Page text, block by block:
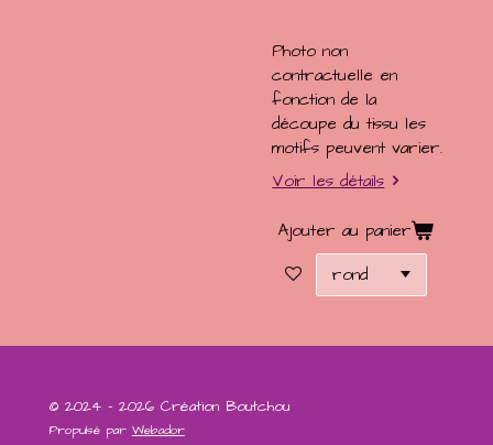
Photo non
contractuelle en
fonction de la
découpe du tissu les
motifs peuvent varier.
Voir les détails
Ajouter au panier
© 2024 - 2026 Création Boutchou
Propulsé par Webador